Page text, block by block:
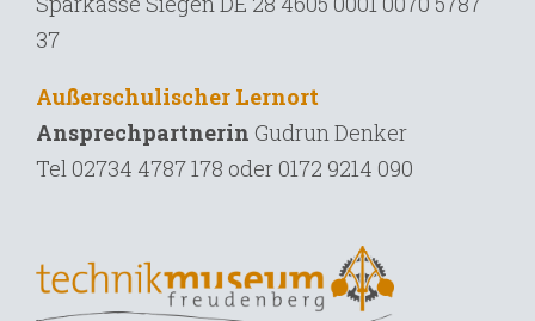
37
Außerschulischer Lernort
Ansprechpartnerin Gudrun Denker
Tel 02734 4787 178 oder 0172 9214 090